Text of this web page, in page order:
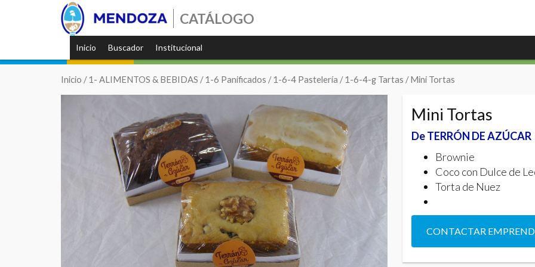
CATÁLOGO
Inicio Buscador Institucional
Inicio /1- ALIMENTOS & BEBIDAS /1-6 Panificados /1-6-4 Pastelería /1-6-4-g Tartas / Mini Tortas
Mini Tortas
De TERRÓN DE AZÚCAR
Brownie
Coco con Dulce de
Torta de Nuez
CONTACTAR